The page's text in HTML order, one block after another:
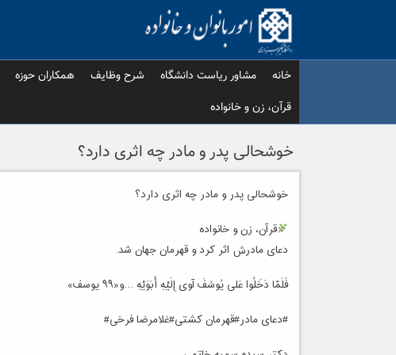
خانه مشاور ریاست دانشگاه شرح وظایف همکاران حوزه
قرآن، زن و خانواده
خوشحالی پدر و مادر چه اثری دارد؟
خوشحالی پدر و مادر چه اثری دارد؟
قرآن، زن و خانواده
دعای مادرش اثر کرد و قهرمان جهان شد.
فَلَمّا دَخَلُوا عَلی یُوسُفَ آوی إِلَیْهِ أَبَوَیْهِ …و«۹۹ یوسف»
#دعای مادر#قهرمان کشتی#غلامرضا فرخی#